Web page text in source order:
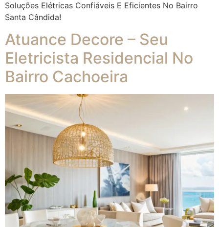
Soluções Elétricas Confiáveis E Eficientes No Bairro
Santa Cândida!
Atuance Decore – Seu
Eletricista Residencial No
Bairro Cachoeira